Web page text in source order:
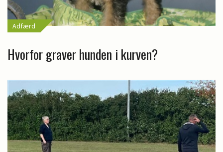
Adfærd
Hvorfor graver hunden i kurven?